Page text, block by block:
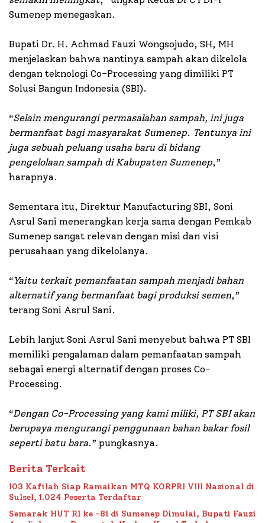
Sumenep menegaskan.
Bupati Dr. H. Achmad Fauzi Wongsojudo, SH, MH
menjelaskan bahwa nantinya sampah akan dikelola
dengan teknologi Co-Processing yang dimiliki PT
Solusi Bangun Indonesia (SBI).
“Selain mengurangi permasalahan sampah, ini juga
bermanfaat bagi masyarakat Sumenep. Tentunya ini
juga sebuah peluang usaha baru di bidang
pengelolaan sampah di Kabupaten Sumenep,”
harapnya.
Sementara itu, Direktur Manufacturing SBI, Soni
Asrul Sani menerangkan kerja sama dengan Pemkab
Sumenep sangat relevan dengan misi dan visi
perusahaan yang dikelolanya.
“Yaitu terkait pemanfaatan sampah menjadi bahan
alternatif yang bermanfaat bagi produksi semen,”
terang Soni Asrul Sani.
Lebih lanjut Soni Asrul Sani menyebut bahwa PT SBI
memiliki pengalaman dalam pemanfaatan sampah
sebagai energi alternatif dengan proses Co-
Processing.
“Dengan Co-Processing yang kami miliki, PT SBI akan
berupaya mengurangi penggunaan bahan bakar fosil
seperti batu bara.” pungkasnya.
Berita Terkait
103 Kafilah Siap Ramaikan MTQ KORPRI VIII Nasional di
Sulsel, 1.024 Peserta Terdaftar
Semarak HUT RI ke -81 di Sumenep Dimulai, Bupati Fauzi